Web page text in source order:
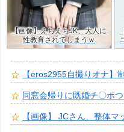
【画像】えちえちJK、大人に
性教育されてしまうｗ
【eros2955自撮りオナ】
同窓会帰りに既婚チ〇ポ
【画像】 JCさん、整体マ